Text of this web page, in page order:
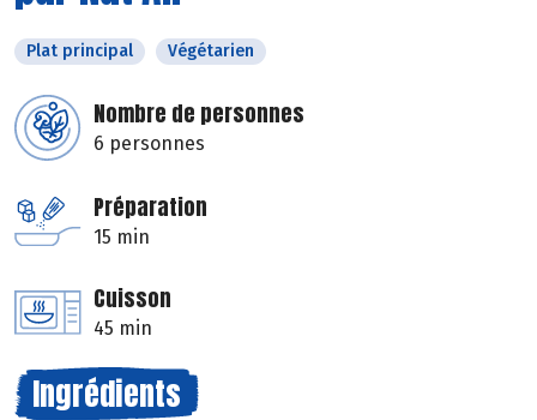
Plat principal Végétarien
Nombre de personnes
6 personnes
Préparation
15 min
Cuisson
45 min
Ingrédients